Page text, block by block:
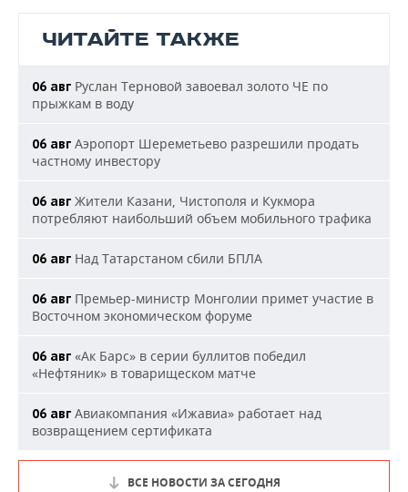
ЧИТАЙТЕ ТАКЖЕ
06 авг Руслан Терновой завоевал золото ЧЕ по
прыжкам в воду
06 авг Аэропорт Шереметьево разрешили продать
частному инвестору
06 авг Жители Казани, Чистополя и Кукмора
потребляют наибольший объем мобильного трафика
06 авг Над Татарстаном сбили БПЛА
06 авг Премьер-министр Монголии примет участие в
Восточном экономическом форуме
06 авг «Ак Барс» в серии буллитов победил
«Нефтяник» в товарищеском матче
06 авг Авиакомпания «Ижавиа» работает над
возвращением сертификата
ВСЕ НОВОСТИ ЗА СЕГОДНЯ